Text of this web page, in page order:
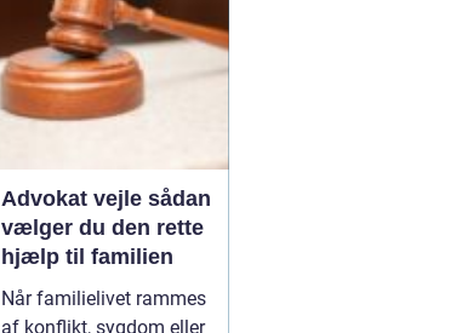
giver ...
Advokat vejle sådan
vælger du den rette
hjælp til familien
Når familielivet rammes
af konflikt, sygdom eller